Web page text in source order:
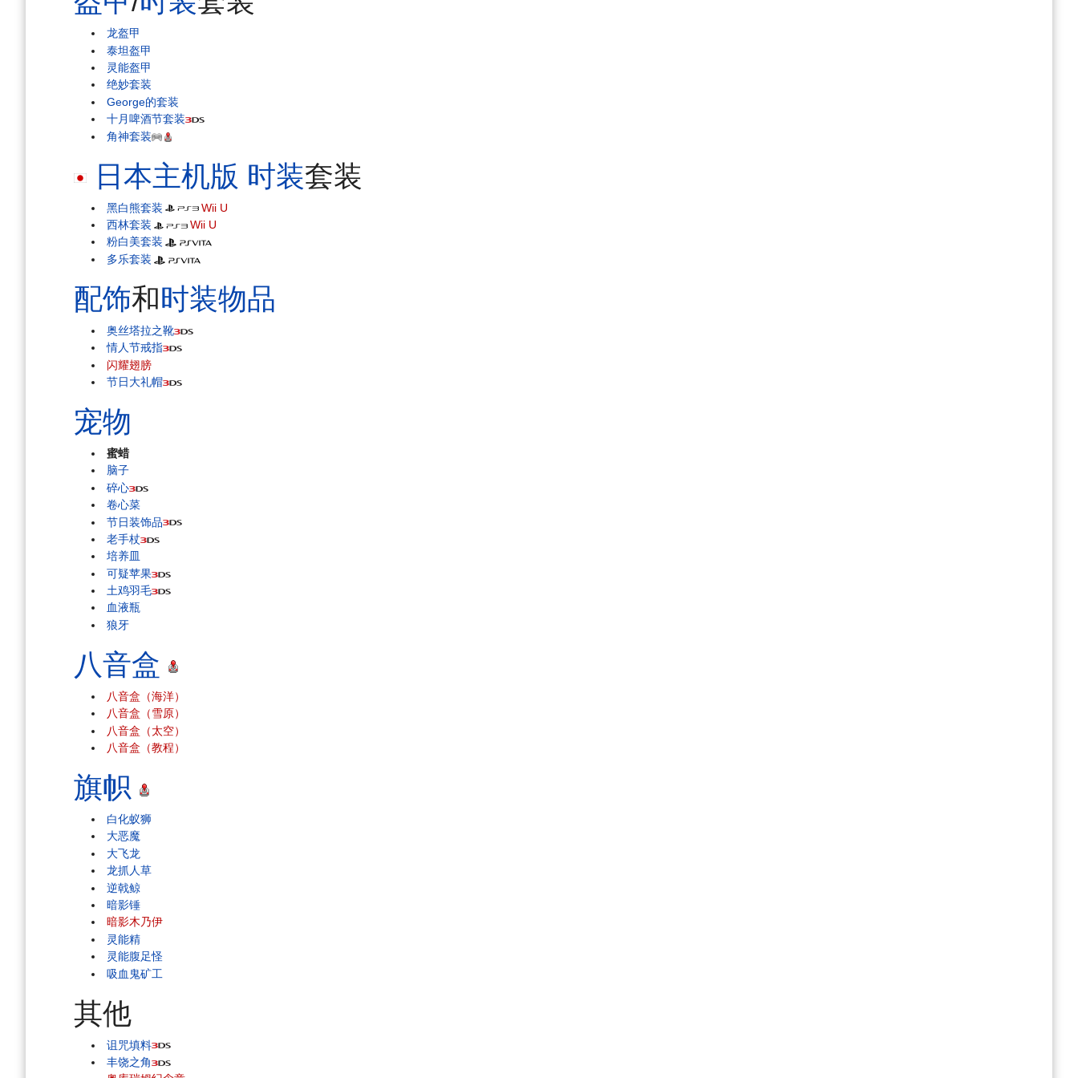
龙盔甲
泰坦盔甲
灵能盔甲
绝妙套装
George的套装
十月啤酒节套装
角神套装
日本主机版 时装套装
黑白熊套装
Wii U
西林套装
Wii U
粉白美套装
多乐套装
配饰和时装物品
奥丝塔拉之靴
情人节戒指
闪耀翅膀
节日大礼帽
宠物
蜜蜡
脑子
碎心
卷心菜
节日装饰品
老手杖
培养皿
可疑苹果
土鸡羽毛
血液瓶
狼牙
八音盒
八音盒（海洋）
八音盒（雪原）
八音盒（太空）
八音盒（教程）
旗帜
白化蚁狮
大恶魔
大飞龙
龙抓人草
逆戟鲸
暗影锤
暗影木乃伊
灵能精
灵能腹足怪
吸血鬼矿工
其他
诅咒填料
丰饶之角